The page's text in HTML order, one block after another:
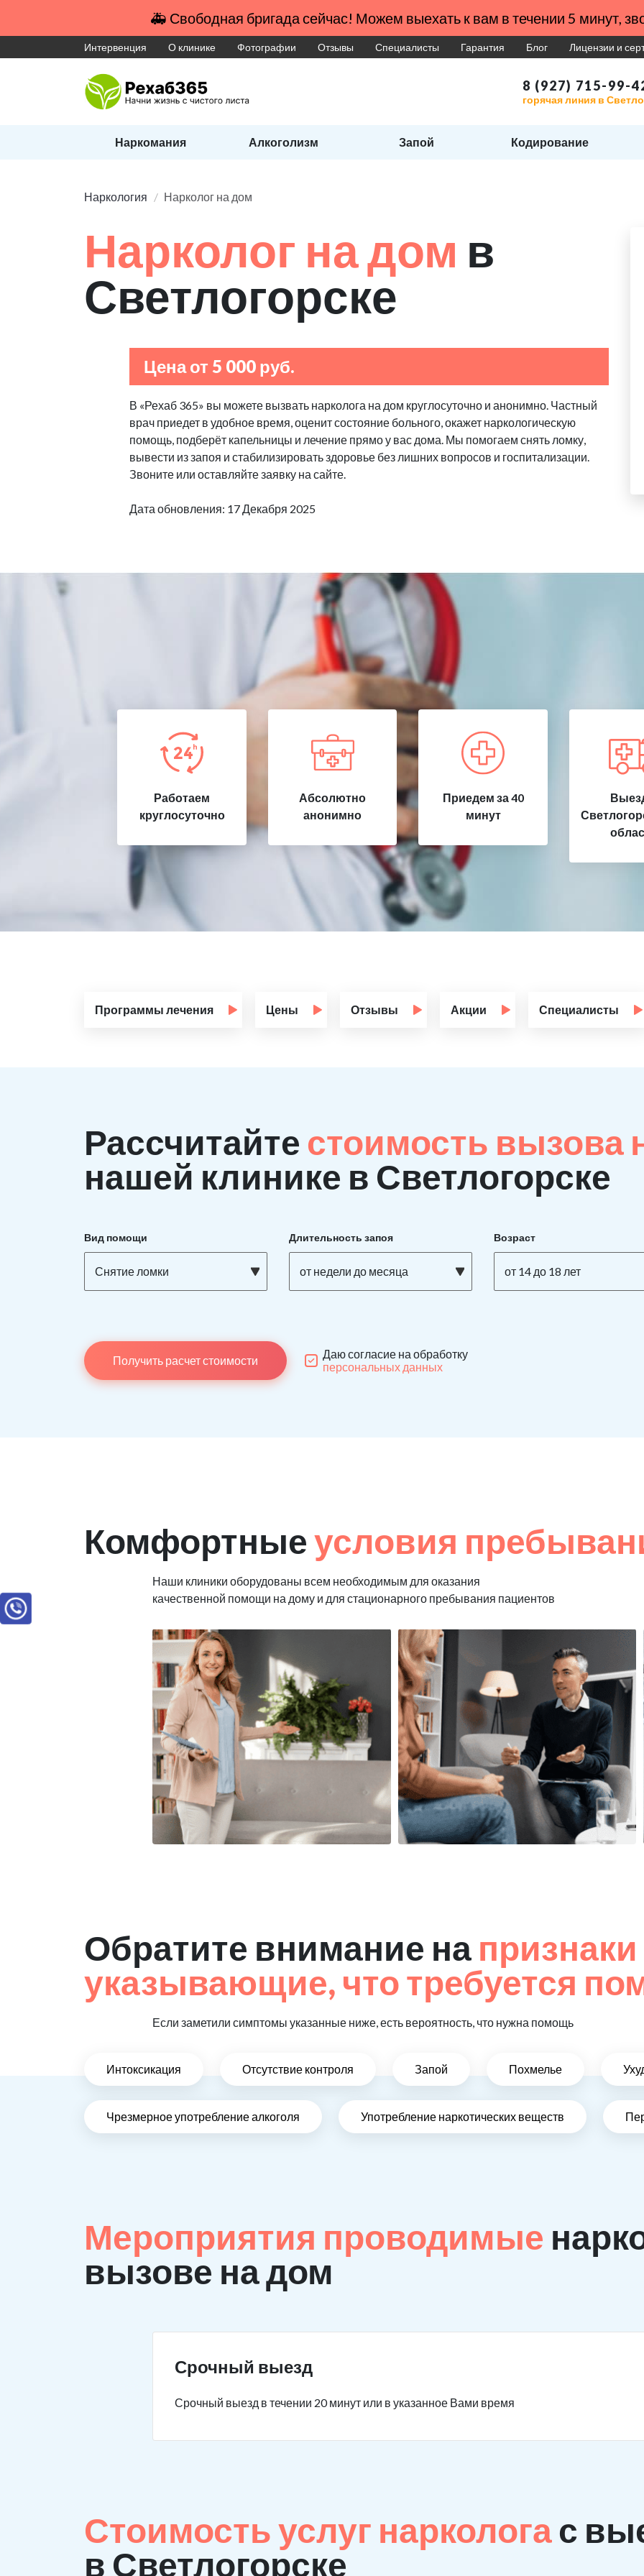
🚑 Свободная бригада сейчас! Можем выехать к вам в течении 5 минут,
Интервенция О клинике Фотографии Отзывы Специалисты Гарантия Блог Лицензии и
8 (927) 715-99-
горячая линия в
Наркомания Алкоголизм Запой Кодирование
Наркология Нарколог на дом
Нарколог на дом в
Светлогорске
Цена от 5 000 руб.
В «Рехаб 365» вы можете вызвать нарколога на дом круглосуточно и анонимно. Частный
врач приедет в удобное время, оценит состояние больного, окажет наркологическую
помощь, подберёт капельницы и лечение прямо у вас дома. Мы помогаем снять ломку,
вывести из запоя и стабилизировать здоровье без лишних вопросов и госпитализации.
Звоните или оставляйте заявку на сайте.
Дата обновления: 17 Декабря 2025
Работаем
круглосуточно
Абсолютно
анонимно
Приедем за 40
минут
Программы лечения Цены Отзывы Акции Специалисты
Рассчитайте стоимость вызова
нашей клинике в Светлогорске
Вид помощи
Снятие ломки
Длительность запоя
от недели до месяца
Возраст
от 14 до 18 лет
Получить расчет стоимости
Даю согласие на обработку
персональных данных
Комфортныеусловия
Наши клиники оборудованы всем необходимым для оказания
качественной помощи на дому и для стационарного пребывания пациентов
Обратите внимание на признаки
указывающие, что требуется
Если заметили симптомы указанные ниже, есть вероятность, что нужна помощь
Интоксикация Отсутствие контроля Запой Похмелье
Чрезмерное употребление алкоголя Употребление наркотических веществ
Мероприятия проводимые
вызове на дом
Срочный выезд
Срочный выезд в течении 20 минут или в указанное Вами время
Стоимость услуг наркологас
в Светлогорске